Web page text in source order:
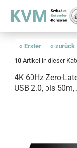
« Erster « zurück
10 Artikel in dieser
4K 60Hz Zero-
USB 2.0, bis 50m,